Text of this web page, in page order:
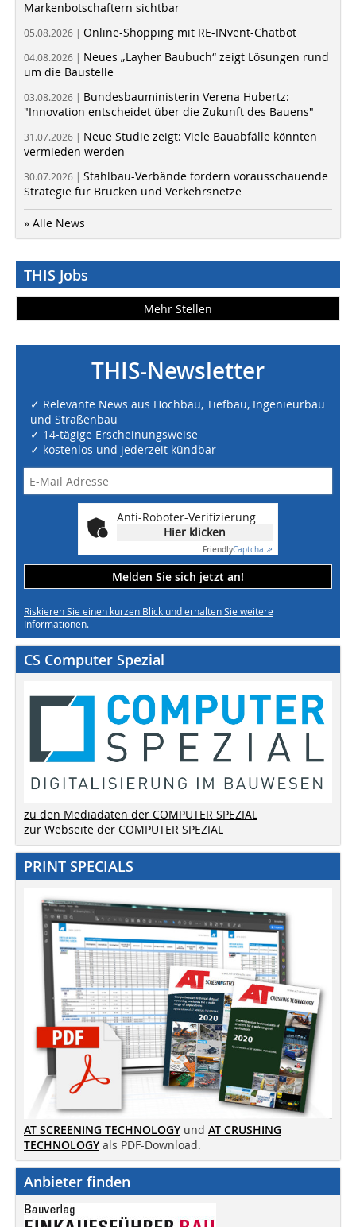
Markenbotschaftern sichtbar
05.08.2026 | Online-Shopping mit RE-INvent-Chatbot
04.08.2026 | Neues „Layher Baubuch“ zeigt Lösungen rund
um die Baustelle
03.08.2026 | Bundesbauministerin Verena Hubertz:
"Innovation entscheidet über die Zukunft des Bauens"
31.07.2026 | Neue Studie zeigt: Viele Bauabfälle könnten
vermieden werden
30.07.2026 | Stahlbau-Verbände fordern vorausschauende
Strategie für Brücken und Verkehrsnetze
» Alle News
THIS Jobs
Mehr Stellen
THIS-Newsletter
✓ Relevante News aus Hochbau, Tiefbau, Ingenieurbau
und Straßenbau
✓ 14-tägige Erscheinungsweise
✓ kostenlos und jederzeit kündbar
Anti-Roboter-Verifizierung
Hier klicken
FriendlyCaptcha ⇗
Melden Sie sich jetzt an!
Riskieren Sie einen kurzen Blick und erhalten Sie weitere
Informationen.
CS Computer Spezial
zu den Mediadaten der COMPUTER SPEZIAL
zur Webseite der COMPUTER SPEZIAL
PRINT SPECIALS
AT SCREENING TECHNOLOGY und AT CRUSHING
TECHNOLOGY als PDF-Download.
Anbieter finden